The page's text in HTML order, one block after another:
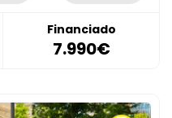
Financiado
7.990€